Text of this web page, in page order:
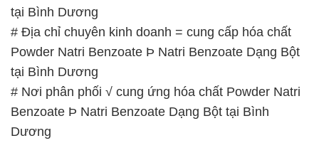
tại Bình Dương
# Địa chỉ chuyên kinh doanh = cung cấp hóa chất
Powder Natri Benzoate Þ Natri Benzoate Dạng Bột
tại Bình Dương
# Nơi phân phối √ cung ứng hóa chất Powder Natri
Benzoate Þ Natri Benzoate Dạng Bột tại Bình
Dương